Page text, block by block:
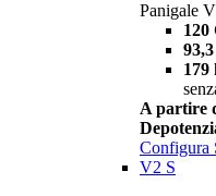
Panigale
120
179
A partire
Configura
V2 S